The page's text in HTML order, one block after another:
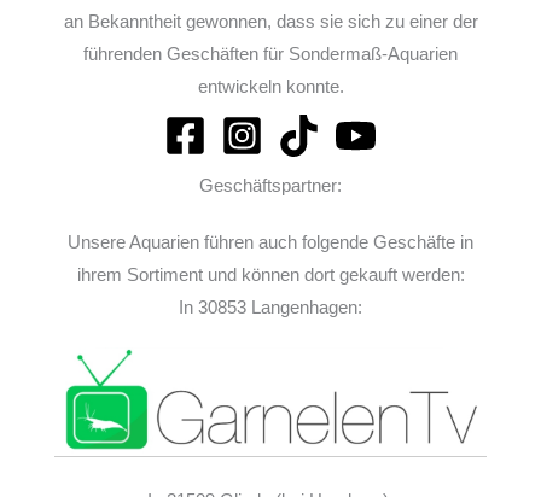
an Bekanntheit gewonnen, dass sie sich zu einer der
führenden Geschäften für Sondermaß-Aquarien
entwickeln konnte.
Geschäftspartner:
Unsere Aquarien führen auch folgende Geschäfte in
ihrem Sortiment und können dort gekauft werden:
In 30853 Langenhagen: